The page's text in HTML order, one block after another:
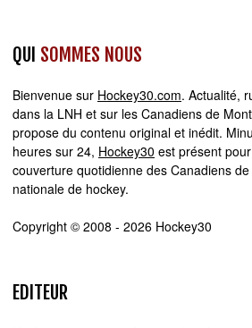
QUI SOMMES NOUS
Bienvenue sur Hockey30.com. Actualité,
dans la LNH et sur les Canadiens de
propose du contenu original et inédit.
heures sur 24, Hockey30 est présent
couverture quotidienne des Canadiens
nationale de hockey.
Copyright © 2008 - 2026 Hockey30
EDITEUR